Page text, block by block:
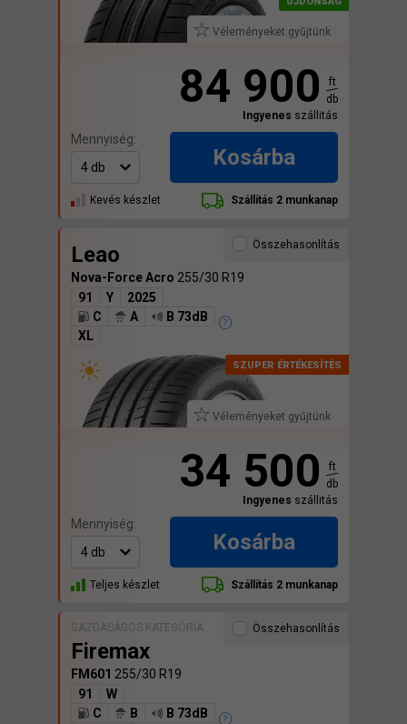
Véleményeket gyűjtünk
84 900
ft
db
Ingyenes szállitás
Mennyiség:
Kosárba
Kevés készlet Szállítás 2 munkanap
Leao
Nova-Force Acro 255/30 R19
91
Y
2025
C
A
B 73dB
XL
Véleményeket gyűjtünk
Összehasonlítás
34 500
ft
db
Ingyenes szállitás
Mennyiség:
Kosárba
Teljes készlet Szállítás 2 munkanap
GAZDASÁGOS KATEGÓRIA
Firemax
FM601 255/30 R19
91
W
C
B
B 73dB
Összehasonlítás